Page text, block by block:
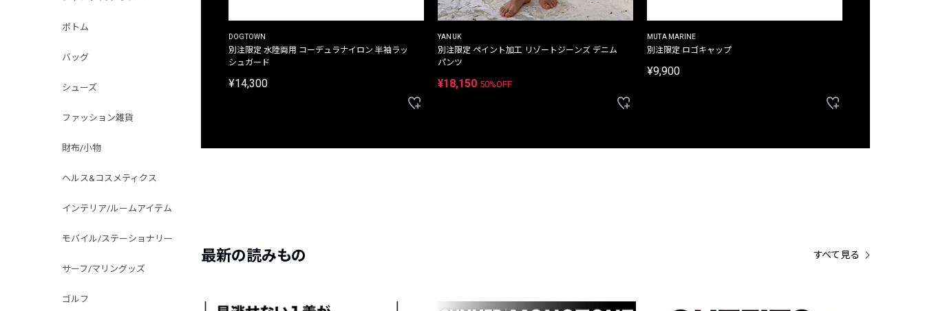
ボトム
バッグ
シューズ
ファッション雑貨
財布/小物
ヘルス&コスメティクス
インテリア/ルームアイテム
モバイル/ステーショナリー
サーフ/マリングッズ
ゴルフ
プリントTシャツ
DOGTOWN
別注限定 水陸両用 コーデュラナイロン 半袖ラッ
シュガード
¥14,300
YANUK
別注限定 ペイント加工 リゾートジーンズ デニム
パンツ
¥18,150 50%OFF
MUTA MARINE
別注限定 ロゴキャップ
¥9,900
最新の読みもの すべて見る